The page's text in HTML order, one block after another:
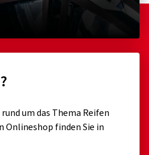
um das Thema Reifen
Onlineshop finden Sie in